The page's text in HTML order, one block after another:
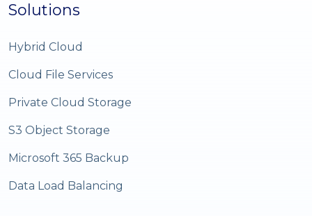
Solutions
Hybrid Cloud
Cloud File Services
Private Cloud Storage
S3 Object Storage
Microsoft 365 Backup
Data Load Balancing